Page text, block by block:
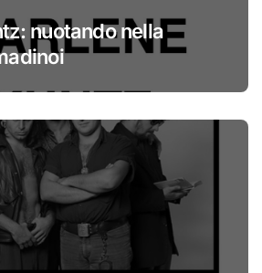
nuotando nella